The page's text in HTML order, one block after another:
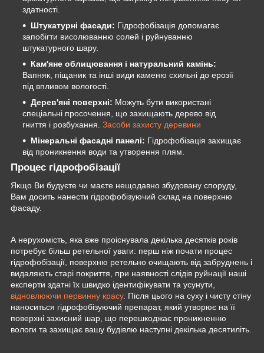
здатності.
Штукатурні фасади: Гідрофобізація допомагає
запобігти висолюванню солей і руйнуванню
штукатурного шару.
Кам'яне облицювання і натуральний камінь:
Вапняк, піщаник та інші види каменю схильні до ерозії
під впливом вологості.
Дерев'яні поверхні: Можуть бути використані
спеціальні просочення, що захищають дерево від
гниття і розбухання. Засоби захисту деревини
Мінеральні фасадні панелі: Гідрофобізація захищає
від проникнення води та утворення плям.
Процес гідрофобізації
Якщо Ви будуєте чи маєте нещодавно збудовану споруду,
Вам досить нанести гідрофобізуючий склад на поверхню
фасаду.
А нерухомість, яка вже проіснувала декілька десятків років
потребує більш ретельної уваги: перш ніж почати процес
гідрофобізації, поверхню ретельно очищають від забруднень і
видаляють старі покриття, при наявності слідів руйнації наші
експерти здатні їх швидко ідентифікувати та усунути,
відновлюючи первинну красу. Після цього на суху і чисту стіну
наноситься гідрофобізуючий препарат, який утворює на її
поверхні захисний шар, що перешкоджає проникненню
вологи та захищає вашу будівлю наступні декілька десятиліть.